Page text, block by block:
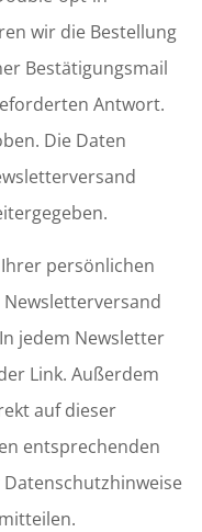
wir die Bestellung
Bestätigungsmail
Antwort.
Die Daten
persönlichen
jedem Newsletter
Link. Außerdem
auf dieser
entsprechenden